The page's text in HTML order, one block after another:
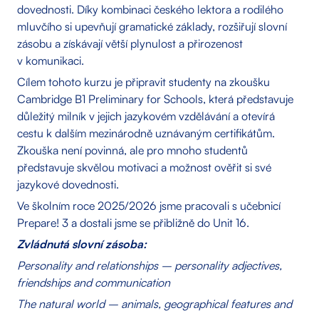
dovednosti. Díky kombinaci českého lektora a rodilého
mluvčího si upevňují gramatické základy, rozšiřují slovní
zásobu a získávají větší plynulost a přirozenost
v komunikaci.
Cílem tohoto kurzu je připravit studenty na zkoušku
Cambridge B1 Preliminary for Schools, která představuje
důležitý milník v jejich jazykovém vzdělávání a otevírá
cestu k dalším mezinárodně uznávaným certifikátům.
Zkouška není povinná, ale pro mnoho studentů
představuje skvělou motivaci a možnost ověřit si své
jazykové dovednosti.
Ve školním roce 2025/2026 jsme pracovali s učebnicí
Prepare! 3 a dostali jsme se přibližně do Unit 16.
Zvládnutá slovní zásoba:
Personality and relationships – personality adjectives,
friendships and communication
The natural world – animals, geographical features and